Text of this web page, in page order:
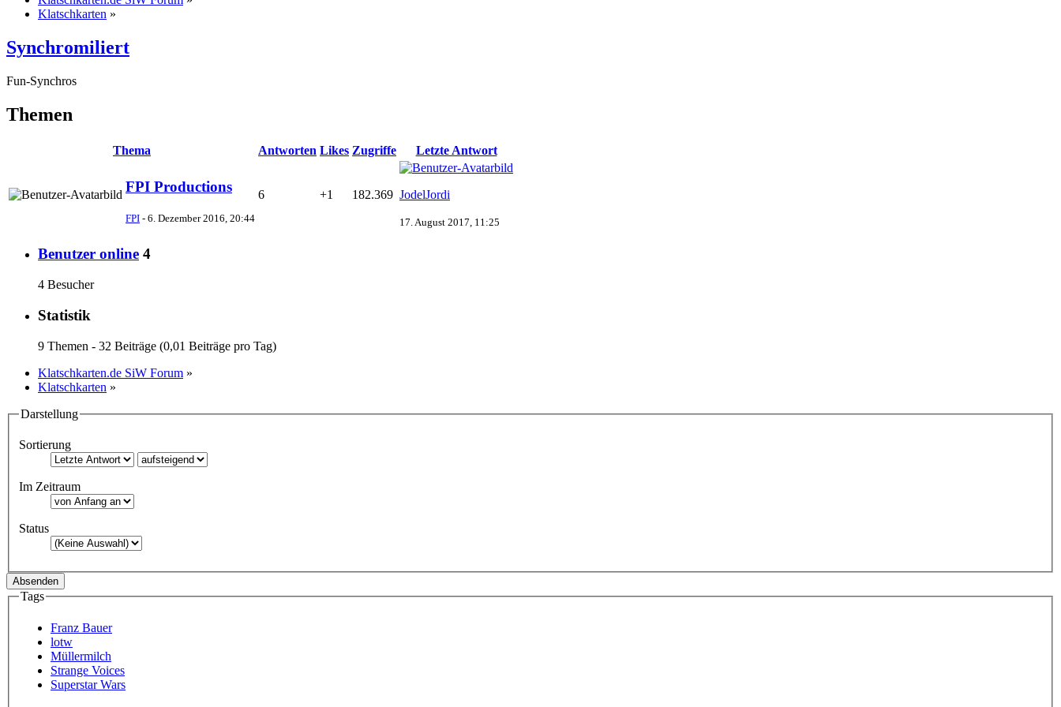
Klatschkarten »
Synchromiliert
Fun-Synchros
Themen
Thema Antworten Likes Zugriffe Letzte Antwort
FPI Productions
FPI - 6. Dezember 2016, 20:44
6 +1 182.369 JodelJordi
17. August 2017, 11:25
Benutzer online 4
4 Besucher
Statistik
9 Themen - 32 Beiträge (0,01 Beiträge pro Tag)
Klatschkarten.de SiW Forum »
Klatschkarten »
Darstellung
Sortierung
Im Zeitraum
Status
Tags
Franz Bauer
lotw
Müllermilch
Strange Voices
Superstar Wars